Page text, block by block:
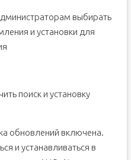
выбирать
и установки для
поиск и установку
обновлений включена.
и устанавливаться в